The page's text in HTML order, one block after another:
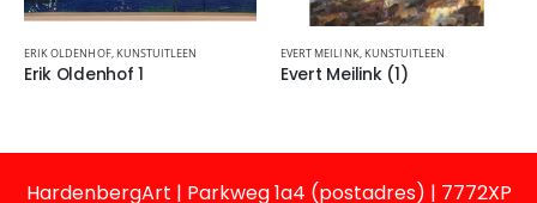
ERIK OLDENHOF, KUNSTUITLEEN
Erik Oldenhof 1
EVERT MEILINK, KUNSTUITLEEN
Evert Meilink (1)
HardenbergArt | Parkweg 1a4 (postadres) | 7772XP